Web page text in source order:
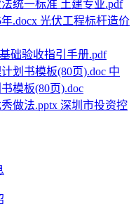
统一标准 土建专业.pdf
光伏工程标杆造价
础验收指引手册.pdf
中
模板(80页).doc
深圳市投资控